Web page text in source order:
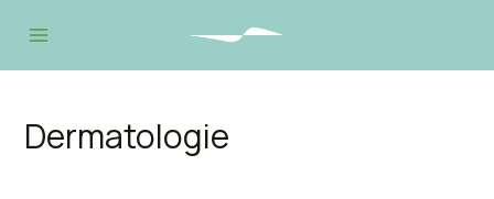
contenu
Dermatologie